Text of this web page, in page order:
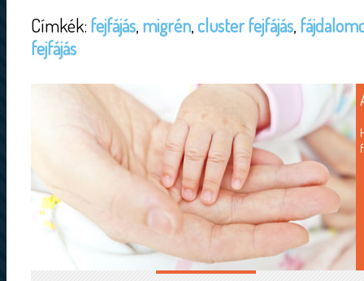
Címkék: fejfájás, migrén,cluster fejfájás,
fejfájás